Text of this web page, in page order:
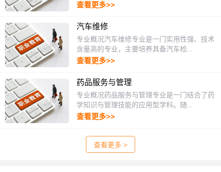
查看更多>>
汽车维修
专业概况汽车维修专业是一门实用性强、技术
含量高的专业，主要培养具备汽车检...
查看更多>>
药品服务与管理
专业概况药品服务与管理专业是一门结合了药
学知识与管理技能的应用型学科。随...
查看更多>>
查看更多 >